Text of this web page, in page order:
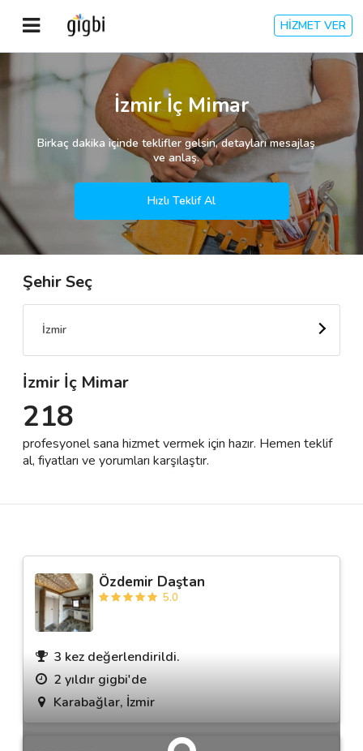
HİZMET VER
Anasayfa
Kategoriler
🎈 Biz Kimiz?
🌟 Müşteri Değerlendirmeleri
Destek
İletişim
İzmir İç Mimar
Birkaç dakika içinde teklifler gelsin, detayları mesajlaş
ve anlaş.
Hızlı Teklif Al
Şehir Seç
İzmir
İzmir İç Mimar
218
profesyonel sana hizmet vermek için hazır. Hemen teklif
al, fiyatları ve yorumları karşılaştır.
Özdemir Daştan
5.0
3 kez değerlendirildi.
2 yıldır gigbi'de
Karabağlar, İzmir